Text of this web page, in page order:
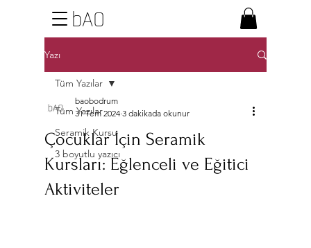
bAO
Yazı
Tüm Yazılar
Seramik Kursu
3 boyutlu yazıcı
Tüm Yazılar
Çocuklar İçin Seramik
Kursları: Eğlenceli ve Eğitici
Aktiviteler
baobodrum
31 Tem 2024 3 dakikada okunur